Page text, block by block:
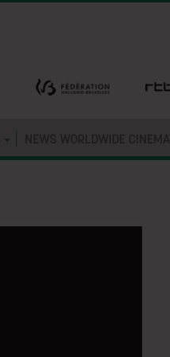
NEWS WORLDWIDE CINEMA